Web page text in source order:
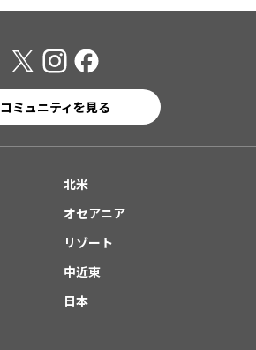
コミュニティを見る
北米
オセアニア
リゾート
中近東
日本